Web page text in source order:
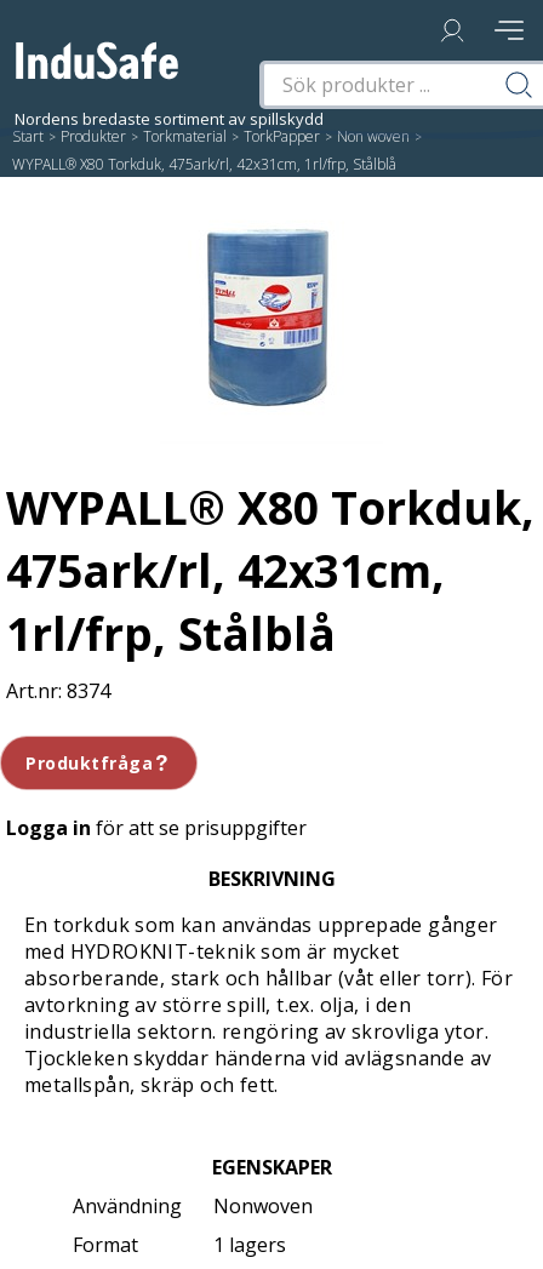
Start / Produkter / Torkmaterial / TorkPapper / Non woven /
WYPALL® X80 Torkduk, 475ark/rl, 42x31cm, 1rl/frp, Stålblå
WYPALL® X80 Torkduk,
475ark/rl, 42x31cm,
1rl/frp, Stålblå
8374
Produktfråga
Logga in för att se prisuppgifter
BESKRIVNING
En torkduk som kan användas upprepade gånger
med HYDROKNIT-teknik som är mycket
absorberande, stark och hållbar (våt eller torr). För
avtorkning av större spill, t.ex. olja, i den
industriella sektorn. rengöring av skrovliga ytor.
Tjockleken skyddar händerna vid avlägsnande av
metallspån, skräp och fett.
EGENSKAPER
Användning
Nonwoven
Format
1 lagers